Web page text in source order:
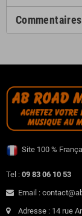
Commentaires
Site 100 %
Tel : 09 83 06 10 53
Email :
Adresse : 14 rue